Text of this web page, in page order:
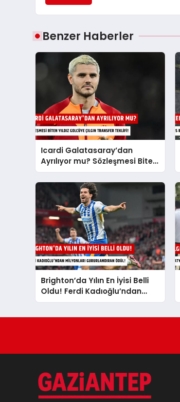
Benzer Haberler
Icardi Galatasaray’dan
Ayrılıyor mu? Sözleşmesi Biten
Yıldız Golcüye Çılgın Transfer
Teklifi!
Brighton’da Yılın En İyisi Belli
Oldu! Ferdi Kadıoğlu’ndan
Milyonları Gururlandıran Ödül!